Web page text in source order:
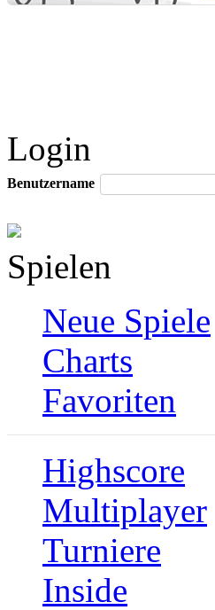
Login
Benutzername
Spielen
Neue Spiele
Charts
Favoriten
Highscore
Multiplayer
Turniere
Inside